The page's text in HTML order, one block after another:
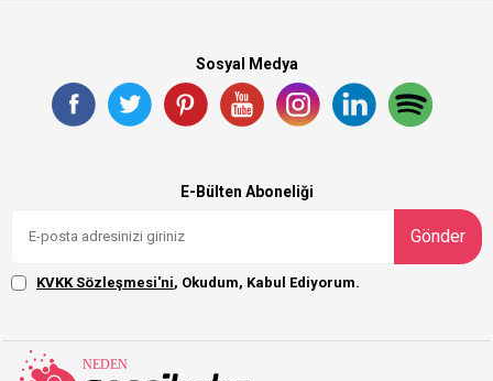
Sosyal Medya
E-Bülten Aboneliği
Gönder
KVKK Sözleşmesi'ni, Okudum, Kabul Ediyorum.